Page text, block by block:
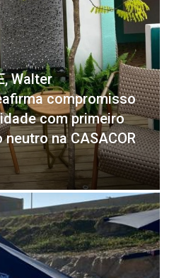
Walter
compromisso
com primeiro
na CASACOR